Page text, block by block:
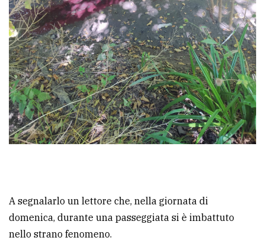
A segnalarlo un lettore che, nella giornata di
domenica, durante una passeggiata si è imbattuto
nello strano fenomeno.